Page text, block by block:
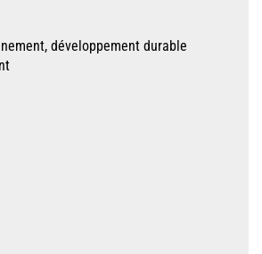
développement durable